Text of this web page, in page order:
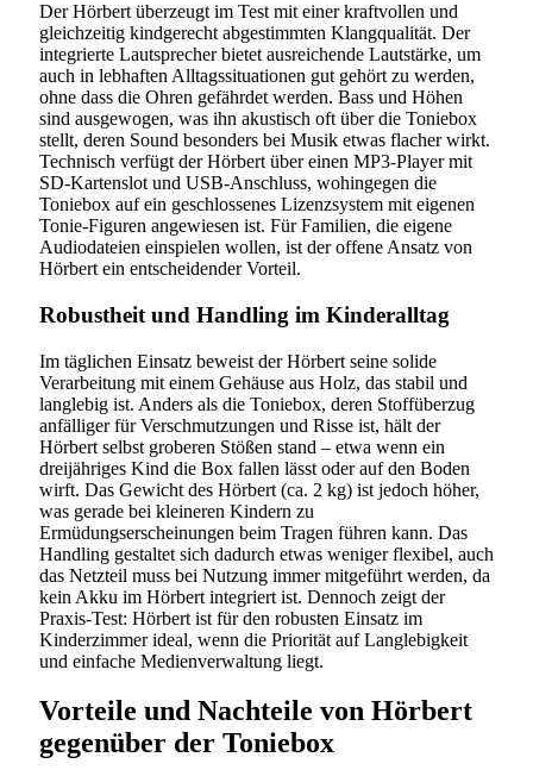
Der Hörbert überzeugt im Test mit einer kraftvollen und
gleichzeitig kindgerecht abgestimmten Klangqualität. Der
integrierte Lautsprecher bietet ausreichende Lautstärke, um
auch in lebhaften Alltagssituationen gut gehört zu werden,
ohne dass die Ohren gefährdet werden. Bass und Höhen
sind ausgewogen, was ihn akustisch oft über die Toniebox
stellt, deren Sound besonders bei Musik etwas flacher wirkt.
Technisch verfügt der Hörbert über einen MP3-Player mit
SD-Kartenslot und USB-Anschluss, wohingegen die
Toniebox auf ein geschlossenes Lizenzsystem mit eigenen
Tonie-Figuren angewiesen ist. Für Familien, die eigene
Audiodateien einspielen wollen, ist der offene Ansatz von
Hörbert ein entscheidender Vorteil.
Robustheit und Handling im Kinderalltag
Im täglichen Einsatz beweist der Hörbert seine solide
Verarbeitung mit einem Gehäuse aus Holz, das stabil und
langlebig ist. Anders als die Toniebox, deren Stoffüberzug
anfälliger für Verschmutzungen und Risse ist, hält der
Hörbert selbst groberen Stößen stand – etwa wenn ein
dreijähriges Kind die Box fallen lässt oder auf den Boden
wirft. Das Gewicht des Hörbert (ca. 2 kg) ist jedoch höher,
was gerade bei kleineren Kindern zu
Ermüdungserscheinungen beim Tragen führen kann. Das
Handling gestaltet sich dadurch etwas weniger flexibel, auch
das Netzteil muss bei Nutzung immer mitgeführt werden, da
kein Akku im Hörbert integriert ist. Dennoch zeigt der
Praxis-Test: Hörbert ist für den robusten Einsatz im
Kinderzimmer ideal, wenn die Priorität auf Langlebigkeit
und einfache Medienverwaltung liegt.
Vorteile und Nachteile von Hörbert
gegenüber der Toniebox